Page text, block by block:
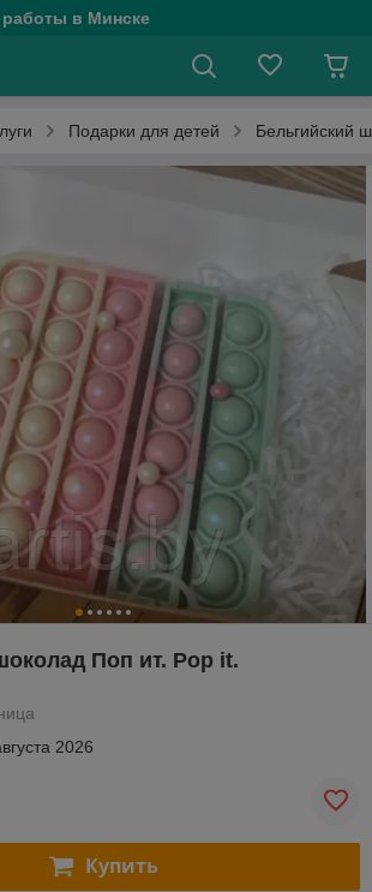
в Минске
Подарки для детей Бельгийский
Поп ит. Pop it.
2026
Купить